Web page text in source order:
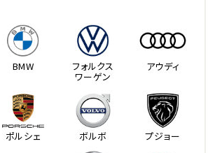
BMW フォルクス
ワーゲン
アウディ
ポルシェ ボルボ プジョー